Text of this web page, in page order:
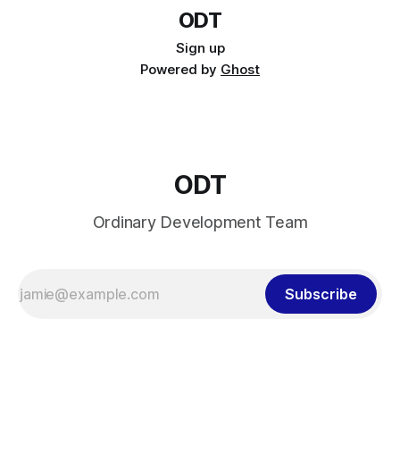
ODT
Sign up
Powered by Ghost
ODT
Ordinary Development Team
Subscribe